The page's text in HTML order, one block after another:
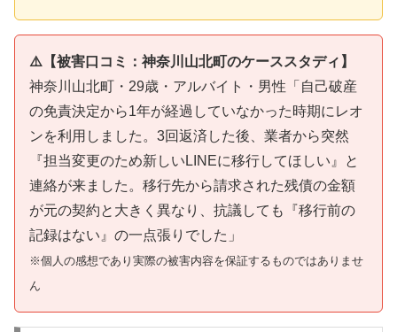
⚠️【被害口コミ：神奈川山北町のケーススタディ】
神奈川山北町・29歳・アルバイト・男性「自己破産
の免責決定から1年が経過していなかった時期にレオ
ンを利用しました。3回返済した後、業者から突然
『担当変更のため新しいLINEに移行してほしい』と
連絡が来ました。移行先から請求された残債の金額
が元の契約と大きく異なり、抗議しても『移行前の
記録はない』の一点張りでした」
※個人の感想であり実際の被害内容を保証するものではありませ
ん